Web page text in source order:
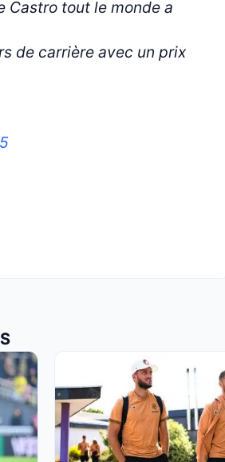
Castro tout le monde a
de carrière avec un prix